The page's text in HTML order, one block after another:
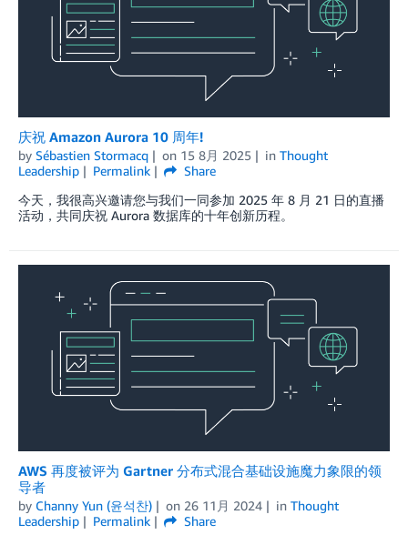
庆祝 Amazon Aurora 10 周年!
by Sébastien Stormacq on 15 8月 2025 in Thought
Leadership
Permalink
Share
今天，我很高兴邀请您与我们一同参加 2025 年 8 月 21 日的直播
活动，共同庆祝 Aurora 数据库的十年创新历程。
AWS 再度被评为 Gartner 分布式混合基础设施魔力象限的领
导者
by Channy Yun (윤석찬) on 26 11月 2024 in Thought
Leadership
Permalink Share